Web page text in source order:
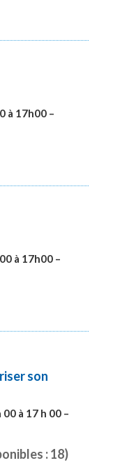
à 17h00 –
à 17h00 –
son
à 17 h 00 –
: 18)